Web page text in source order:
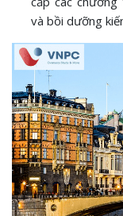
và bồi dưỡng